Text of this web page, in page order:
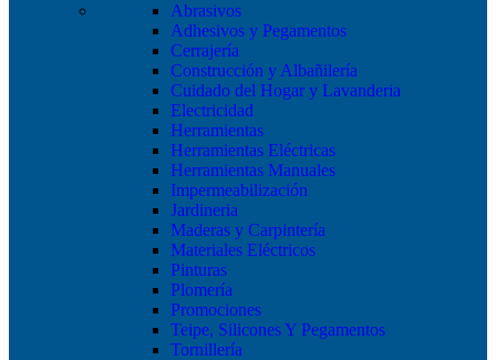
Abrasivos
Adhesivos y Pegamentos
Cerrajería
Construcción y Albañilería
Cuidado del Hogar y Lavanderia
Electricidad
Herramientas
Herramientas Eléctricas
Herramientas Manuales
Impermeabilización
Jardineria
Maderas y Carpintería
Materiales Eléctricos
Pinturas
Plomería
Promociones
Teipe, Silicones Y Pegamentos
Tornillería